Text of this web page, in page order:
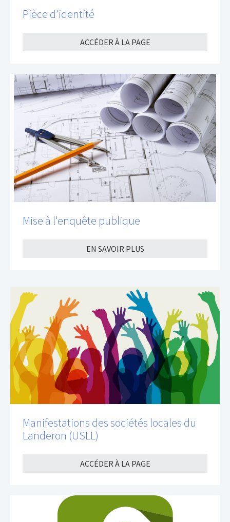
Pièce d'identité
ACCÉDER À LA PAGE
Mise à l'enquête publique
EN SAVOIR PLUS
Manifestations des sociétés locales du
Landeron (USLL)
ACCÉDER À LA PAGE